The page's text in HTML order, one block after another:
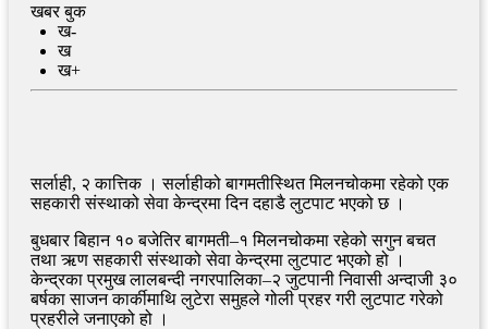
खबर बुक
ख-
ख
ख+
सर्लाही, २ कात्तिक । सर्लाहीको बागमतीस्थित मिलनचोकमा रहेको एक
सहकारी संस्थाको सेवा केन्द्रमा दिन दहाडै लुटपाट भएको छ ।
बुधबार बिहान १० बजेतिर बागमती–१ मिलनचोकमा रहेको सगुन बचत
तथा ऋण सहकारी संस्थाको सेवा केन्द्रमा लुटपाट भएको हो ।
केन्द्रका प्रमुख लालबन्दी नगरपालिका–२ जुटपानी निवासी अन्दाजी ३०
बर्षका साजन कार्कीमाथि लुटेरा समुहले गोली प्रहर गरी लुटपाट गरेको
प्रहरीले जनाएको हो ।